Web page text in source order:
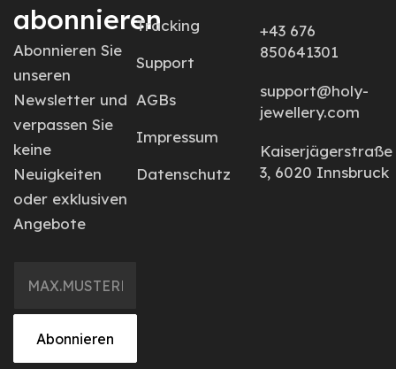
abonnieren
Abonnieren Sie
unseren
Newsletter und
verpassen Sie
keine
Neuigkeiten
oder exklusiven
Angebote
Abonnieren
Tracking
Support
AGBs
Impressum
Datenschutz
+43 676
850641301
support@holy-
jewellery.com
Kaiserjägerstraße
3, 6020 Innsbruck